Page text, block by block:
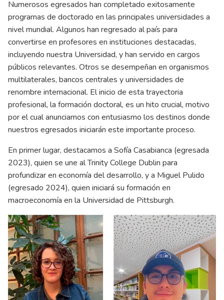
Numerosos egresados han completado exitosamente
programas de doctorado en las principales universidades a
nivel mundial. Algunos han regresado al país para
convertirse en profesores en instituciones destacadas,
incluyendo nuestra Universidad, y han servido en cargos
públicos relevantes. Otros se desempeñan en organismos
multilaterales, bancos centrales y universidades de
renombre internacional. El inicio de esta trayectoria
profesional, la formación doctoral, es un hito crucial, motivo
por el cual anunciamos con entusiasmo los destinos donde
nuestros egresados iniciarán este importante proceso.
En primer lugar, destacamos a Sofía Casabianca (egresada
2023), quien se une al Trinity College Dublin para
profundizar en economía del desarrollo, y a Miguel Pulido
(egresado 2024), quien iniciará su formación en
macroeconomía en la Universidad de Pittsburgh.